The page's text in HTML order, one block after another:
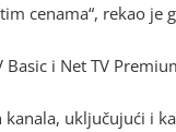
cenama“, rekao je
i Net TV
uključujući i